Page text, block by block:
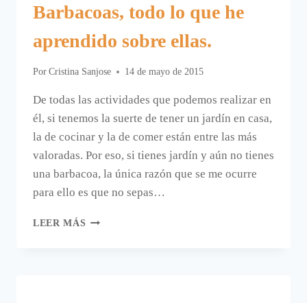
Barbacoas, todo lo que he
aprendido sobre ellas.
Por Cristina Sanjose 14 de mayo de 2015
De todas las actividades que podemos realizar en
él, si tenemos la suerte de tener un jardín en casa,
la de cocinar y la de comer están entre las más
valoradas. Por eso, si tienes jardín y aún no tienes
una barbacoa, la única razón que se me ocurre
para ello es que no sepas…
LEER MÁS BARBACOAS,